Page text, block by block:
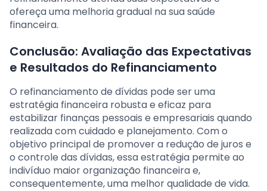
ofereça uma melhoria gradual na sua saúde
financeira.
Conclusão: Avaliação das Expectativas
e Resultados do Refinanciamento
O refinanciamento de dívidas pode ser uma
estratégia financeira robusta e eficaz para
estabilizar finanças pessoais e empresariais quando
realizada com cuidado e planejamento. Com o
objetivo principal de promover a redução de juros e
o controle das dívidas, essa estratégia permite ao
indivíduo maior organização financeira e,
consequentemente, uma melhor qualidade de vida.